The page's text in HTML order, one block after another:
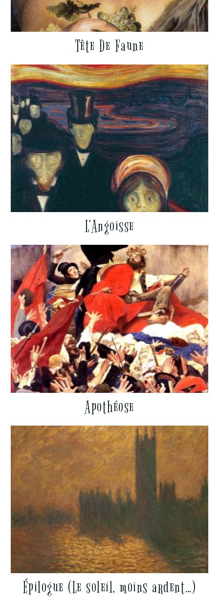
Tête De Faune
L’Angoisse
Apothéose
Épilogue (Le soleil, moins ardent…)